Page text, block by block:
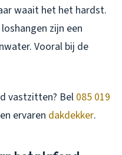
waait het het hardst.
zijn een
Vooral bij de
vastzitten? Bel 085 019
ervaren dakdekker.